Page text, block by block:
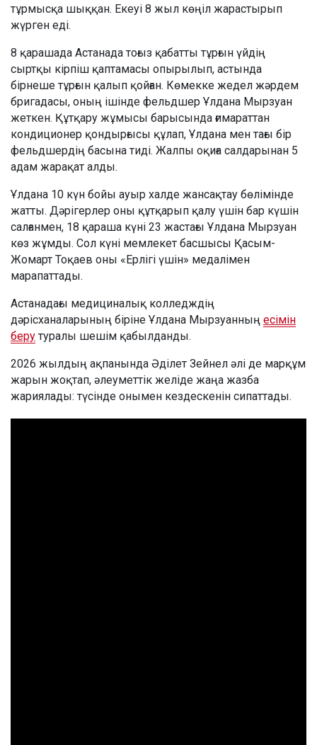
тұрмысқа шыққан. Екеуі 8 жыл көңіл жарастырып
жүрген еді.
8 қарашада Астанада тоғыз қабатты тұрғын үйдің
сыртқы кірпіш қаптамасы опырылып, астында
бірнеше тұрғын қалып қойған. Көмекке жедел жәрдем
бригадасы, оның ішінде фельдшер Ұлдана Мырзуан
жеткен. Құтқару жұмысы барысында ғимараттан
кондиционер қондырғысы құлап, Ұлдана мен тағы бір
фельдшердің басына тиді. Жалпы оқиға салдарынан 5
адам жарақат алды.
Ұлдана 10 күн бойы ауыр халде жансақтау бөлімінде
жатты. Дәрігерлер оны құтқарып қалу үшін бар күшін
салғанмен, 18 қараша күні 23 жастағы Ұлдана Мырзуан
көз жұмды. Сол күні мемлекет басшысы Қасым-
Жомарт Тоқаев оны «Ерлігі үшін» медалімен
марапаттады.
Астанадағы медициналық колледждің
дәрісханаларының біріне Ұлдана Мырзуанның есімін
беру туралы шешім қабылданды.
2026 жылдың ақпанында Әділет Зейнел әлі де марқұм
жарын жоқтап, әлеуметтік желіде жаңа жазба
жариялады: түсінде онымен кездескенін сипаттады.